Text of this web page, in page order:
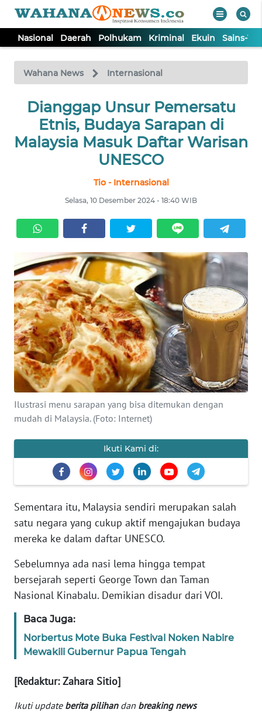
Nasional Daerah Polhukam Kriminal Ekuin Sains-
Wahana News Internasional
Dianggap Unsur Pemersatu
Etnis, Budaya Sarapan di
Malaysia Masuk Daftar Warisan
UNESCO
Tio - Internasional
Selasa, 10 Desember 2024 - 18:40 WIB
Ilustrasi menu sarapan yang bisa ditemukan dengan
mudah di Malaysia. (Foto: Internet)
Ikuti Kami di:
Sementara itu, Malaysia sendiri merupakan salah
satu negara yang cukup aktif mengajukan budaya
mereka ke dalam daftar UNESCO.
Sebelumnya ada nasi lema hingga tempat
bersejarah seperti George Town dan Taman
Nasional Kinabalu. Demikian disadur dari VOI.
Baca Juga:
‎Norbertus Mote Buka Festival Noken Nabire
Mewakili Gubernur Papua Tengah
[Redaktur: Zahara Sitio]
Ikuti update berita pilihandan breaking news
TV
Tutup
NASIONAL
DAERAH
EKUIN
SAINS-TEKNO
KESEHATAN
INTERNASIONAL
SERBA-SERBI
PENDIDIKAN
Informasi
BERITA
KONTAK
INFO
IKLAN
TENTANG